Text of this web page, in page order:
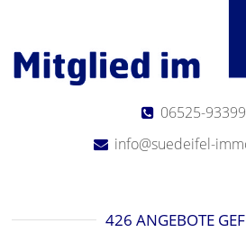
06525-
info@suedeifel-
426 ANGEBOTE